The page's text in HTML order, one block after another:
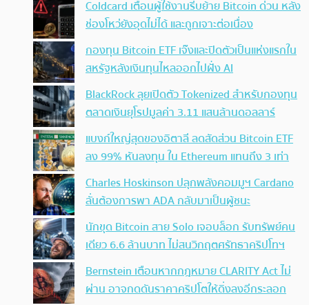
Coldcard เตือนผู้ใช้งานรีบย้าย Bitcoin ด่วน หลัง
ช่องโหว่ยังอุดไม่ได้ และถูกเจาะต่อเนื่อง
กองทุน Bitcoin ETF เจ๊งและปิดตัวเป็นแห่งแรกใน
สหรัฐหลังเงินทุนไหลออกไปฝั่ง AI
BlackRock ลุยเปิดตัว Tokenized สำหรับกองทุน
ตลาดเงินยุโรปมูลค่า 3.11 แสนล้านดอลลาร์
แบงก์ใหญ่สุดของอิตาลี ลดสัดส่วน Bitcoin ETF
ลง 99% หันลงทุน ใน Ethereum แทนถึง 3 เท่า
Charles Hoskinson ปลุกพลังคอมมูฯ Cardano
ลั่นต้องการพา ADA กลับมาเป็นผู้ชนะ
นักขุด Bitcoin สาย Solo เจอบล็อก รับทรัพย์คน
เดียว 6.6 ล้านบาท ไม่สนวิกฤตศรัทธาคริปโทฯ
Bernstein เตือนหากกฎหมาย CLARITY Act ไม่
ผ่าน อาจกดดันราคาคริปโตให้ดิ่งลงอีกระลอก